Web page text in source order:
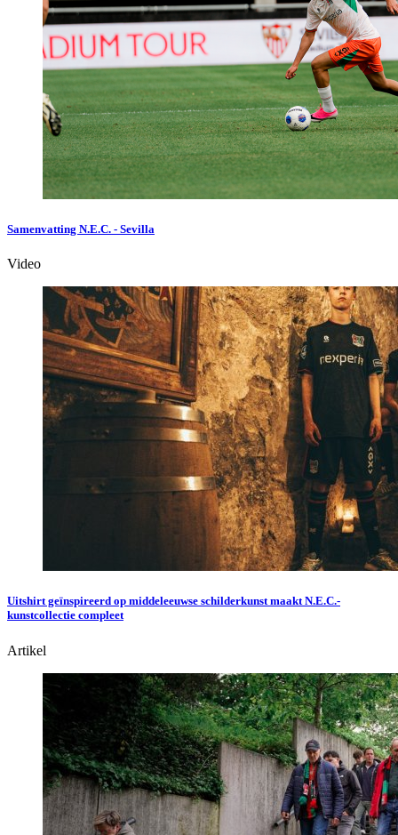
Samenvatting N.E.C. - Sevilla
Video
Uitshirt geïnspireerd op middeleeuwse schilderkunst maakt N.E.C.-
kunstcollectie compleet
Artikel